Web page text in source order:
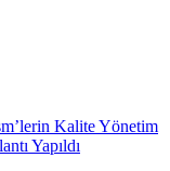
Kalite Yönetim
Yapıldı